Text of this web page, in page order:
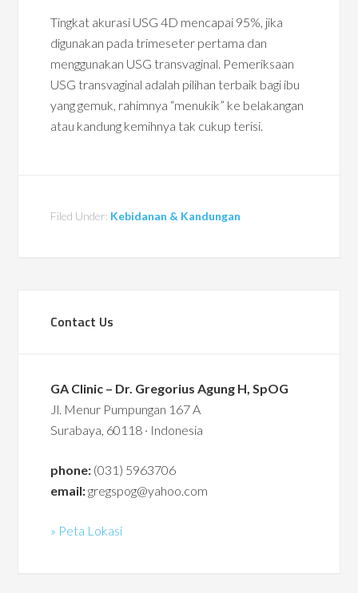
Tingkat akurasi USG 4D mencapai 95%, jika
digunakan pada trimeseter pertama dan
menggunakan USG transvaginal. Pemeriksaan
USG transvaginal adalah pilihan terbaik bagi ibu
yang gemuk, rahimnya “menukik” ke belakangan
atau kandung kemihnya tak cukup terisi.
Filed Under: Kebidanan & Kandungan
Contact Us
GA Clinic – Dr. Gregorius Agung H, SpOG
Jl. Menur Pumpungan 167 A
Surabaya, 60118 · Indonesia
phone: (031) 5963706
email:gregspog@yahoo.com
» Peta Lokasi